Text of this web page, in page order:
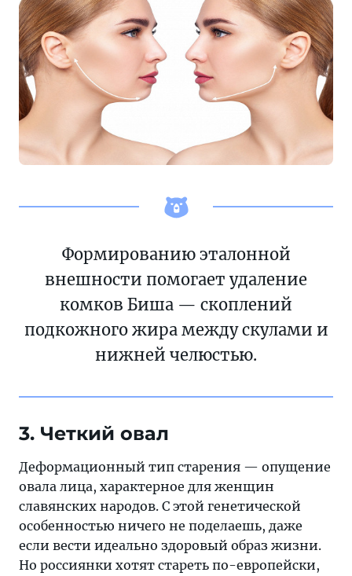
Формированию эталонной
внешности помогает удаление
комков Биша — скоплений
подкожного жира между скулами и
нижней челюстью.
3. Четкий овал
Деформационный тип старения — опущение
овала лица, характерное для женщин
славянских народов. С этой генетической
особенностью ничего не поделаешь, даже
если вести идеально здоровый образ жизни.
Но россиянки хотят стареть по-европейски,